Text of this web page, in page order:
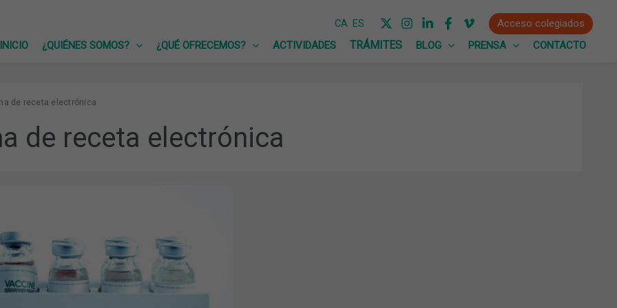
CA ES
Acceso colegiados
INICIO
¿QUIÉNES SOMOS? ¿QUÉ OFRECEMOS? ACTIVIDADES BLOG PRENSA CONTACTO
de receta electrónica
de receta electrónica